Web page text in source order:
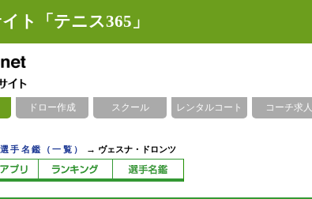
ト「テニス365」
ドロー作成 スクール レンタルコート コーチ求人
選手名鑑（一覧） → ヴェスナ・ドロンツ